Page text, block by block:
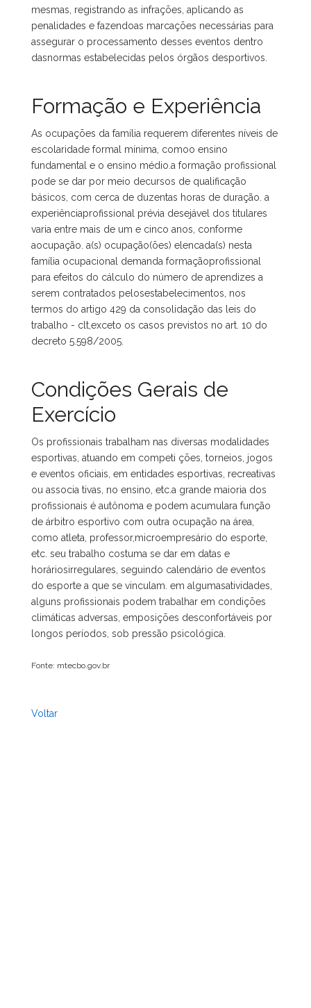
mesmas, registrando as infrações, aplicando as
penalidades e fazendoas marcações necessárias para
assegurar o processamento desses eventos dentro
dasnormas estabelecidas pelos órgãos desportivos.
Formação e Experiência
As ocupações da família requerem diferentes níveis de
escolaridade formal mínima, comoo ensino
fundamental e o ensino médio.a formação profissional
pode se dar por meio decursos de qualificação
básicos, com cerca de duzentas horas de duração. a
experiênciaprofissional prévia desejável dos titulares
varia entre mais de um e cinco anos, conforme
aocupação. a(s) ocupação(ões) elencada(s) nesta
família ocupacional demanda formaçãoprofissional
para efeitos do cálculo do número de aprendizes a
serem contratados pelosestabelecimentos, nos
termos do artigo 429 da consolidação das leis do
trabalho - clt,exceto os casos previstos no art. 10 do
decreto 5.598/2005.
Condições Gerais de
Exercício
Os profissionais trabalham nas diversas modalidades
esportivas, atuando em competi ções, torneios, jogos
e eventos oficiais, em entidades esportivas, recreativas
ou associa tivas, no ensino, etc.a grande maioria dos
profissionais é autônoma e podem acumulara função
de árbitro esportivo com outra ocupação na área,
como atleta, professor,microempresário do esporte,
etc. seu trabalho costuma se dar em datas e
horáriosirregulares, seguindo calendário de eventos
do esporte a que se vinculam. em algumasatividades,
alguns profissionais podem trabalhar em condições
climáticas adversas, emposições desconfortáveis por
longos períodos, sob pressão psicológica.
Fonte: mtecbo.gov.br
Voltar